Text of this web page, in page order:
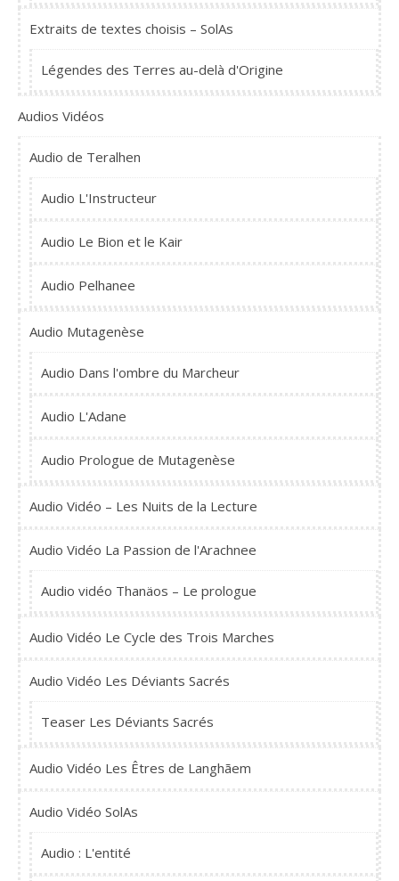
Extraits de textes choisis – SolAs
Légendes des Terres au-delà d'Origine
Audios Vidéos
Audio de Teralhen
Audio L'Instructeur
Audio Le Bion et le Kair
Audio Pelhanee
Audio Mutagenèse
Audio Dans l'ombre du Marcheur
Audio L'Adane
Audio Prologue de Mutagenèse
Audio Vidéo – Les Nuits de la Lecture
Audio Vidéo La Passion de l'Arachnee
Audio vidéo Thanäos – Le prologue
Audio Vidéo Le Cycle des Trois Marches
Audio Vidéo Les Déviants Sacrés
Teaser Les Déviants Sacrés
Audio Vidéo Les Êtres de Langhãem
Audio Vidéo SolAs
Audio : L'entité